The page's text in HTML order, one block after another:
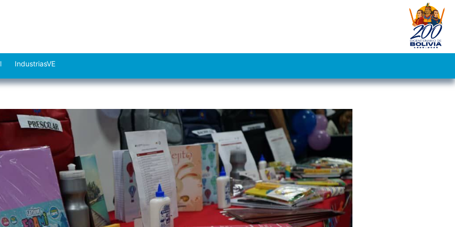
IndustriasVE
el